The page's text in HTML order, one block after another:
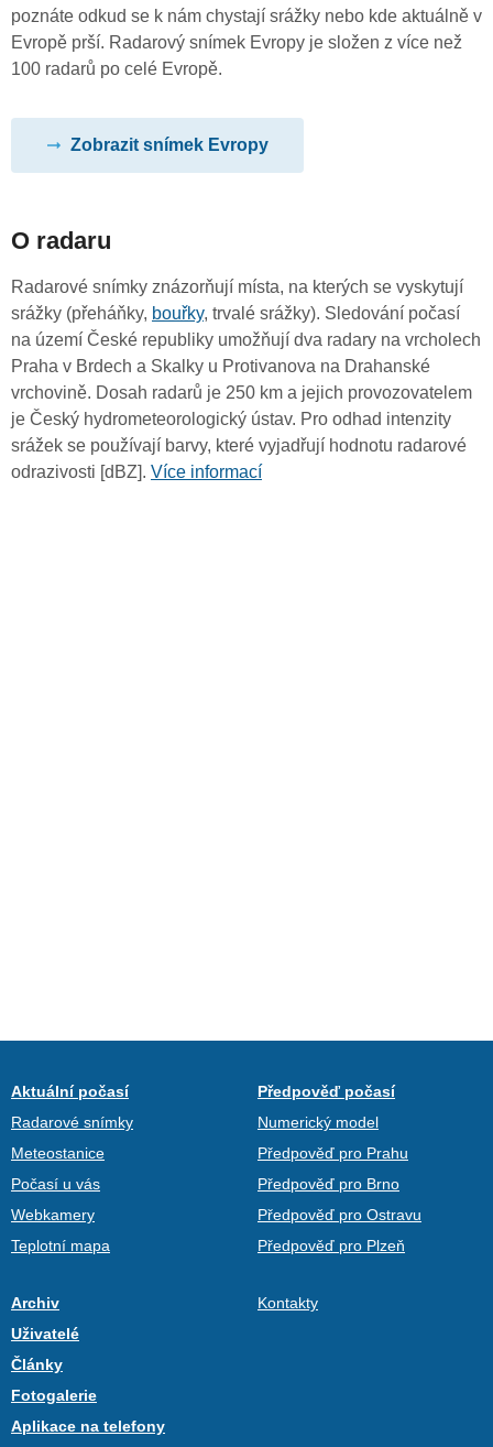
poznáte odkud se k nám chystají srážky nebo kde aktuálně v
Evropě prší. Radarový snímek Evropy je složen z více než
100 radarů po celé Evropě.
Zobrazit snímek Evropy
O radaru
Radarové snímky znázorňují místa, na kterých se vyskytují
srážky (přeháňky, bouřky, trvalé srážky). Sledování počasí
na území České republiky umožňují dva radary na vrcholech
Praha v Brdech a Skalky u Protivanova na Drahanské
vrchovině. Dosah radarů je 250 km a jejich provozovatelem
je Český hydrometeorologický ústav. Pro odhad intenzity
srážek se používají barvy, které vyjadřují hodnotu radarové
odrazivosti [dBZ]. Více informací
Aktuální počasí
Radarové snímky
Meteostanice
Počasí u vás
Webkamery
Teplotní mapa
Předpověď počasí
Numerický model
Předpověď pro Prahu
Předpověď pro Brno
Předpověď pro Ostravu
Předpověď pro Plzeň
Archiv
Uživatelé
Články
Fotogalerie
Aplikace na telefony
Kontakty